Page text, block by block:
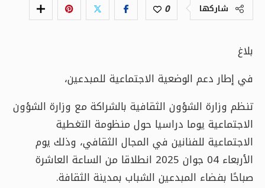
شاركها 0
بلاغ
في إطار دعم الوضعية الاجتماعية للمبدعين،
تنظم وزارة الشؤون الثقافية بالشراكة مع وزارة الشؤون
الاجتماعية يوما دراسيا حول منظومة التغطية
الاجتماعية للفنانين في المجال الثقافي، وذلك يوم
الأربعاء 04 جوان 2025 انطلاقا من الساعة العاشرة
صباحًا بفضاء المبدعين الشباب بمدينة الثقافة.